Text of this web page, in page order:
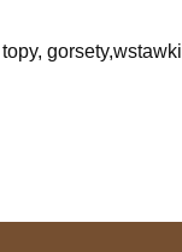
gorsety,wstawki